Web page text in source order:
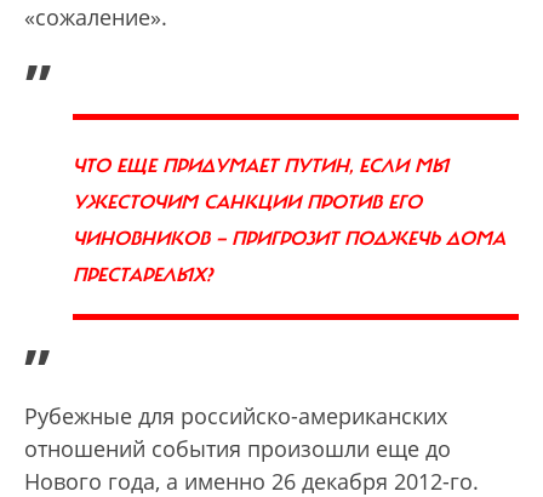
«сожаление».
„
ЧТО ЕЩЕ ПРИДУМАЕТ ПУТИН, ЕСЛИ МЫ
УЖЕСТОЧИМ САНКЦИИ ПРОТИВ ЕГО
ЧИНОВНИКОВ — ПРИГРОЗИТ ПОДЖЕЧЬ ДОМА
ПРЕСТАРЕЛЫХ?
”
Рубежные для российско-американских
отношений события произошли еще до
Нового года, а именно 26 декабря 2012-го.